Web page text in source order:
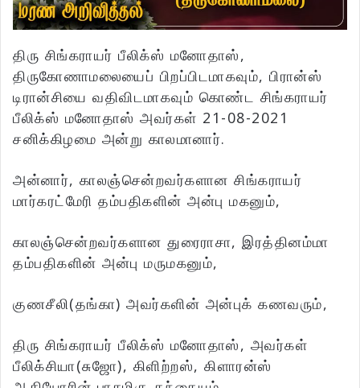
திரு சிங்கராயர் பீலிக்ஸ் மனோதாஸ்,
திருகோணாமலையைப் பிறப்பிடமாகவும், பிரான்ஸ்
டிரான்சியை வதிவிடமாகவும் கொண்ட சிங்கராயர்
பீலிக்ஸ் மனோதாஸ் அவர்கள் 21-08-2021
சனிக்கிழமை அன்று காலமானார்.
அன்னார், காலஞ்சென்றவர்களான சிங்கராயர்
மார்கரட்மேரி தம்பதிகளின் அன்பு மகனும்,
காலஞ்சென்றவர்களான துரைராசா, இரத்தினம்மா
தம்பதிகளின் அன்பு மருமகனும்,
குணசீலி(தங்கா) அவர்களின் அன்புக் கணவரும்,
திரு சிங்கராயர் பீலிக்ஸ் மனோதாஸ், அவர்கள்
பீலிக்சியா(சுஜோ), கிளிற்றஸ், கிளாரன்ஸ்